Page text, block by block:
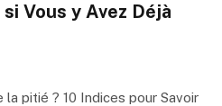
Vous y Avez Déjà
la pitié ? 10 Indices pour Savoir